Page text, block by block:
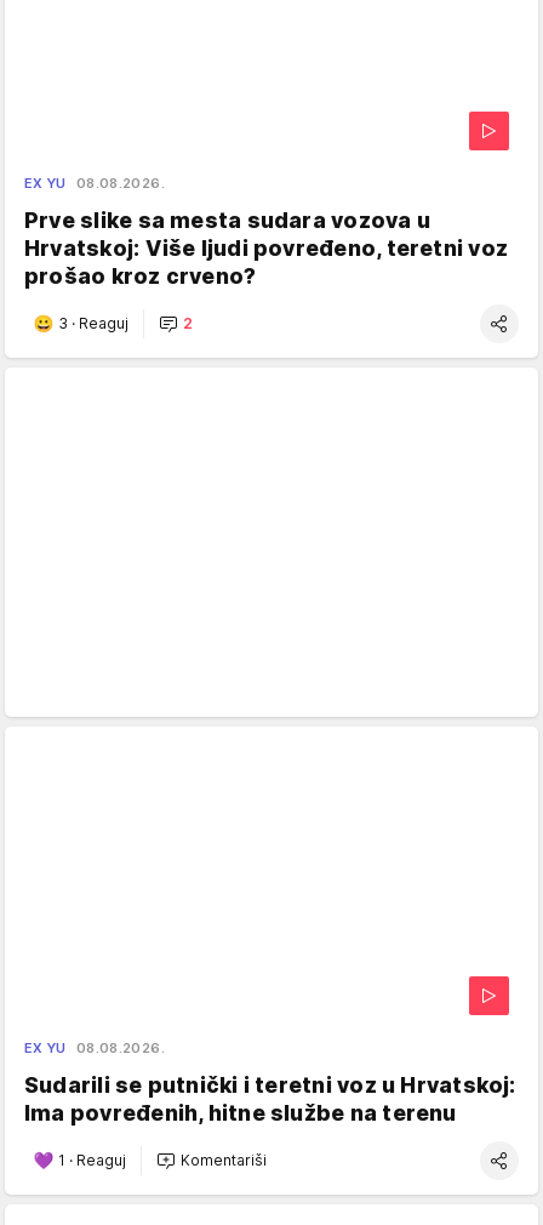
EX YU 08.08.2026.
Prve slike sa mesta sudara vozova u
Hrvatskoj: Više ljudi povređeno, teretni voz
prošao kroz crveno?
3 · Reaguj 2
EX YU 08.08.2026.
Sudarili se putnički i teretni voz u Hrvatskoj:
Ima povređenih, hitne službe na terenu
1 · Reaguj Komentariši